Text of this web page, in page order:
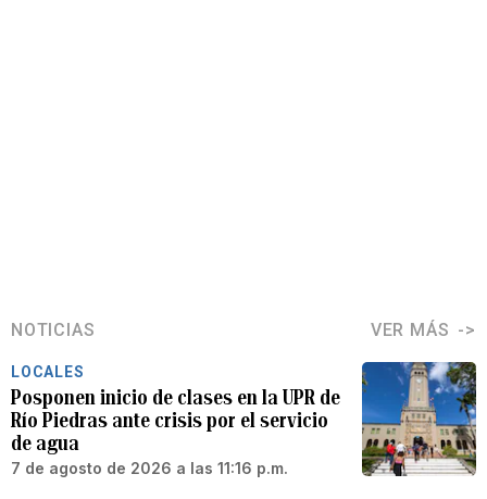
NOTICIAS VER MÁS
LOCALES
Posponen inicio de clases en la UPR de
Río Piedras ante crisis por el servicio
de agua
7 de agosto de 2026 a las 11:16 p.m.